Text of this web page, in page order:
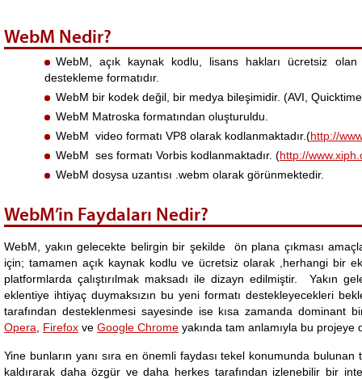
WebM Nedir?
WebM, açık kaynak kodlu, lisans hakları ücretsiz
destekleme formatıdır.
WebM bir kodek değil, bir medya bileşimidir. (AVI,
WebM Matroska formatından oluşturuldu.
WebM video formatı VP8 olarak kodlanmaktadır.(http://
WebM ses formatı Vorbis kodlanmaktadır. (http://
WebM dosysa uzantısı .webm olarak görünmektedir.
WebM’in Faydaları Nedir?
WebM, yakın gelecekte belirgin bir şekilde ön plana çıkması
için; tamamen açık kaynak kodlu ve ücretsiz olarak ,herhangi bir
platformlarda çalıştırılmak maksadı ile dizayn edilmiştir. Yakın
eklentiye ihtiyaç duymaksızın bu yeni formatı destekleyecekleri
tarafından desteklenmesi sayesinde ise kısa zamanda dominant
Opera, Firefox ve Google Chrome yakında tam anlamıyla bu projeye
Yine bunların yanı sıra en önemli faydası tekel konumunda
kaldırarak daha özgür ve daha herkes tarafından izlenebilir bir